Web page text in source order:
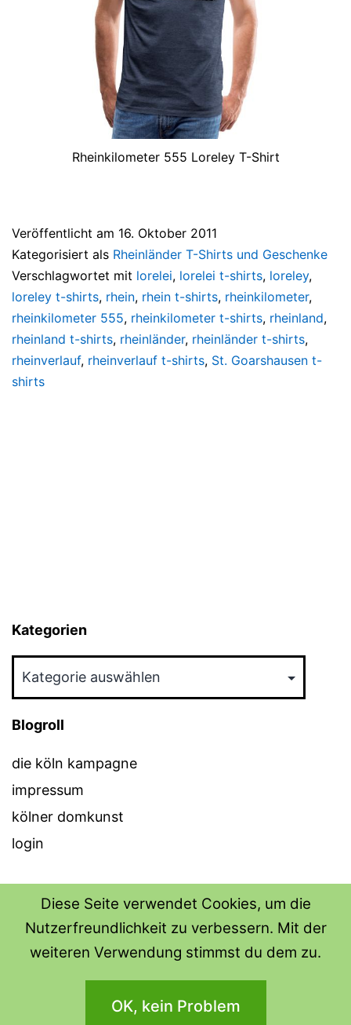
Rheinkilometer 555 Loreley T-Shirt
Veröffentlicht am 16. Oktober 2011
Kategorisiert als Rheinländer T-Shirts und Geschenke
Verschlagwortet mit lorelei, lorelei t-shirts, loreley,
loreley t-shirts, rhein, rhein t-shirts, rheinkilometer,
rheinkilometer 555, rheinkilometer t-shirts, rheinland,
rheinland t-shirts, rheinländer, rheinländer t-shirts,
rheinverlauf, rheinverlauf t-shirts, St. Goarshausen t-
shirts
Kategorien
Blogroll
die köln kampagne
impressum
kölner domkunst
login
THE SHIRT SHOPS
Datenschutzerklärung
Stolz präsentiert vonWordPress.
Diese Seite verwendet Cookies, um die
Nutzerfreundlichkeit zu verbessern. Mit der
weiteren Verwendung stimmst du dem zu.
OK, kein Problem